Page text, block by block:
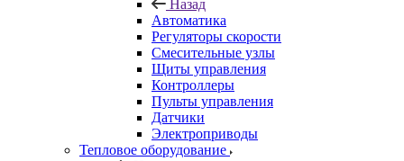
Назад
Автоматика
Регуляторы скорости
Смесительные узлы
Щиты управления
Контроллеры
Пульты управления
Датчики
Электроприводы
Тепловое оборудование